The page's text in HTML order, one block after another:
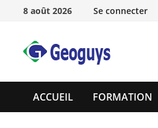
8 août 2026 Se connecter
ACCUEIL FORMATION